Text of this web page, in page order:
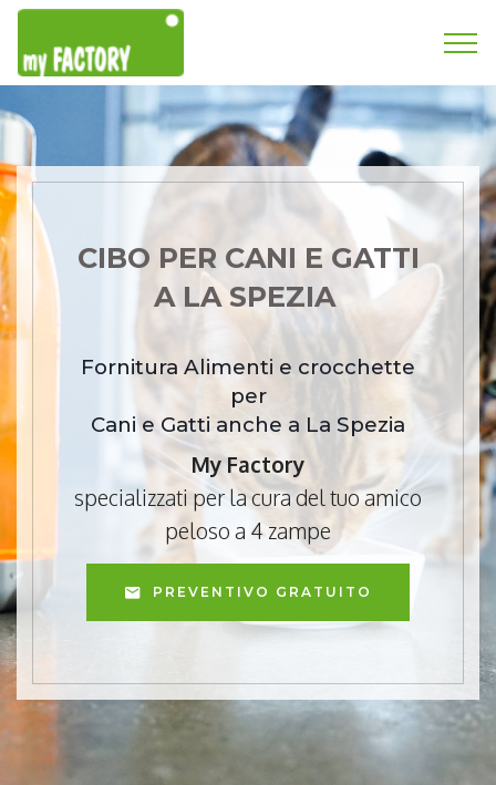
CIBO PER CANI E GATTI
A LA SPEZIA
Fornitura Alimenti e crocchette
per
Cani e Gatti anche a La Spezia
My Factory
specializzati per la cura del tuo amico
peloso a 4 zampe
PREVENTIVO GRATUITO